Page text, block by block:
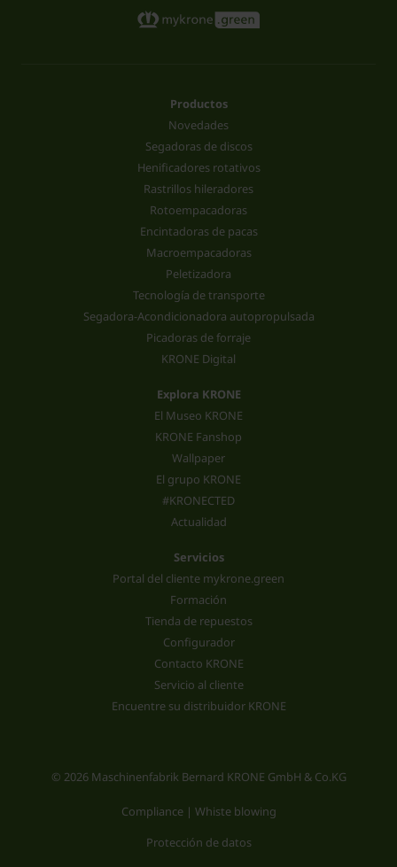
Productos
Novedades
Segadoras de discos
Henificadores rotativos
Rastrillos hileradores
Rotoempacadoras
Encintadoras de pacas
Macroempacadoras
Peletizadora
Tecnología de transporte
Segadora-Acondicionadora autopropulsada
Picadoras de forraje
KRONE Digital
Explora KRONE
El Museo KRONE
KRONE Fanshop
Wallpaper
El grupo KRONE
#KRONECTED
Actualidad
Servicios
Portal del cliente mykrone.green
Formación
Tienda de repuestos
Configurador
Contacto KRONE
Servicio al cliente
Encuentre su distribuidor KRONE
© 2026 Maschinenfabrik Bernard KRONE GmbH & Co.KG
Compliance | Whiste blowing
Protección de datos